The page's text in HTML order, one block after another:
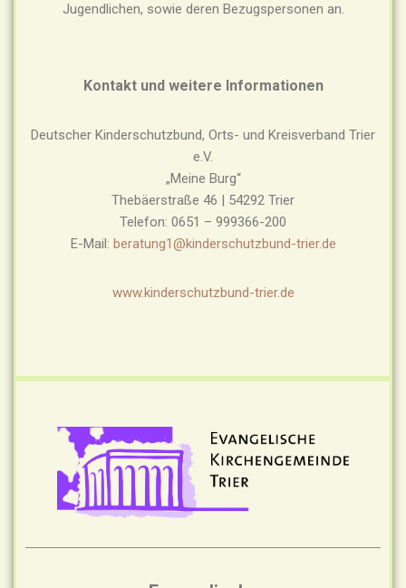
Jugendlichen, sowie deren Bezugspersonen an.
Kontakt und weitere Informationen
Deutscher Kinderschutzbund, Orts- und Kreisverband Trier
e.V.
„Meine Burg“
Thebäerstraße 46 | 54292 Trier
Telefon: 0651 – 999366-200
E-Mail: beratung1@kinderschutzbund-trier.de
www.kinderschutzbund-trier.de